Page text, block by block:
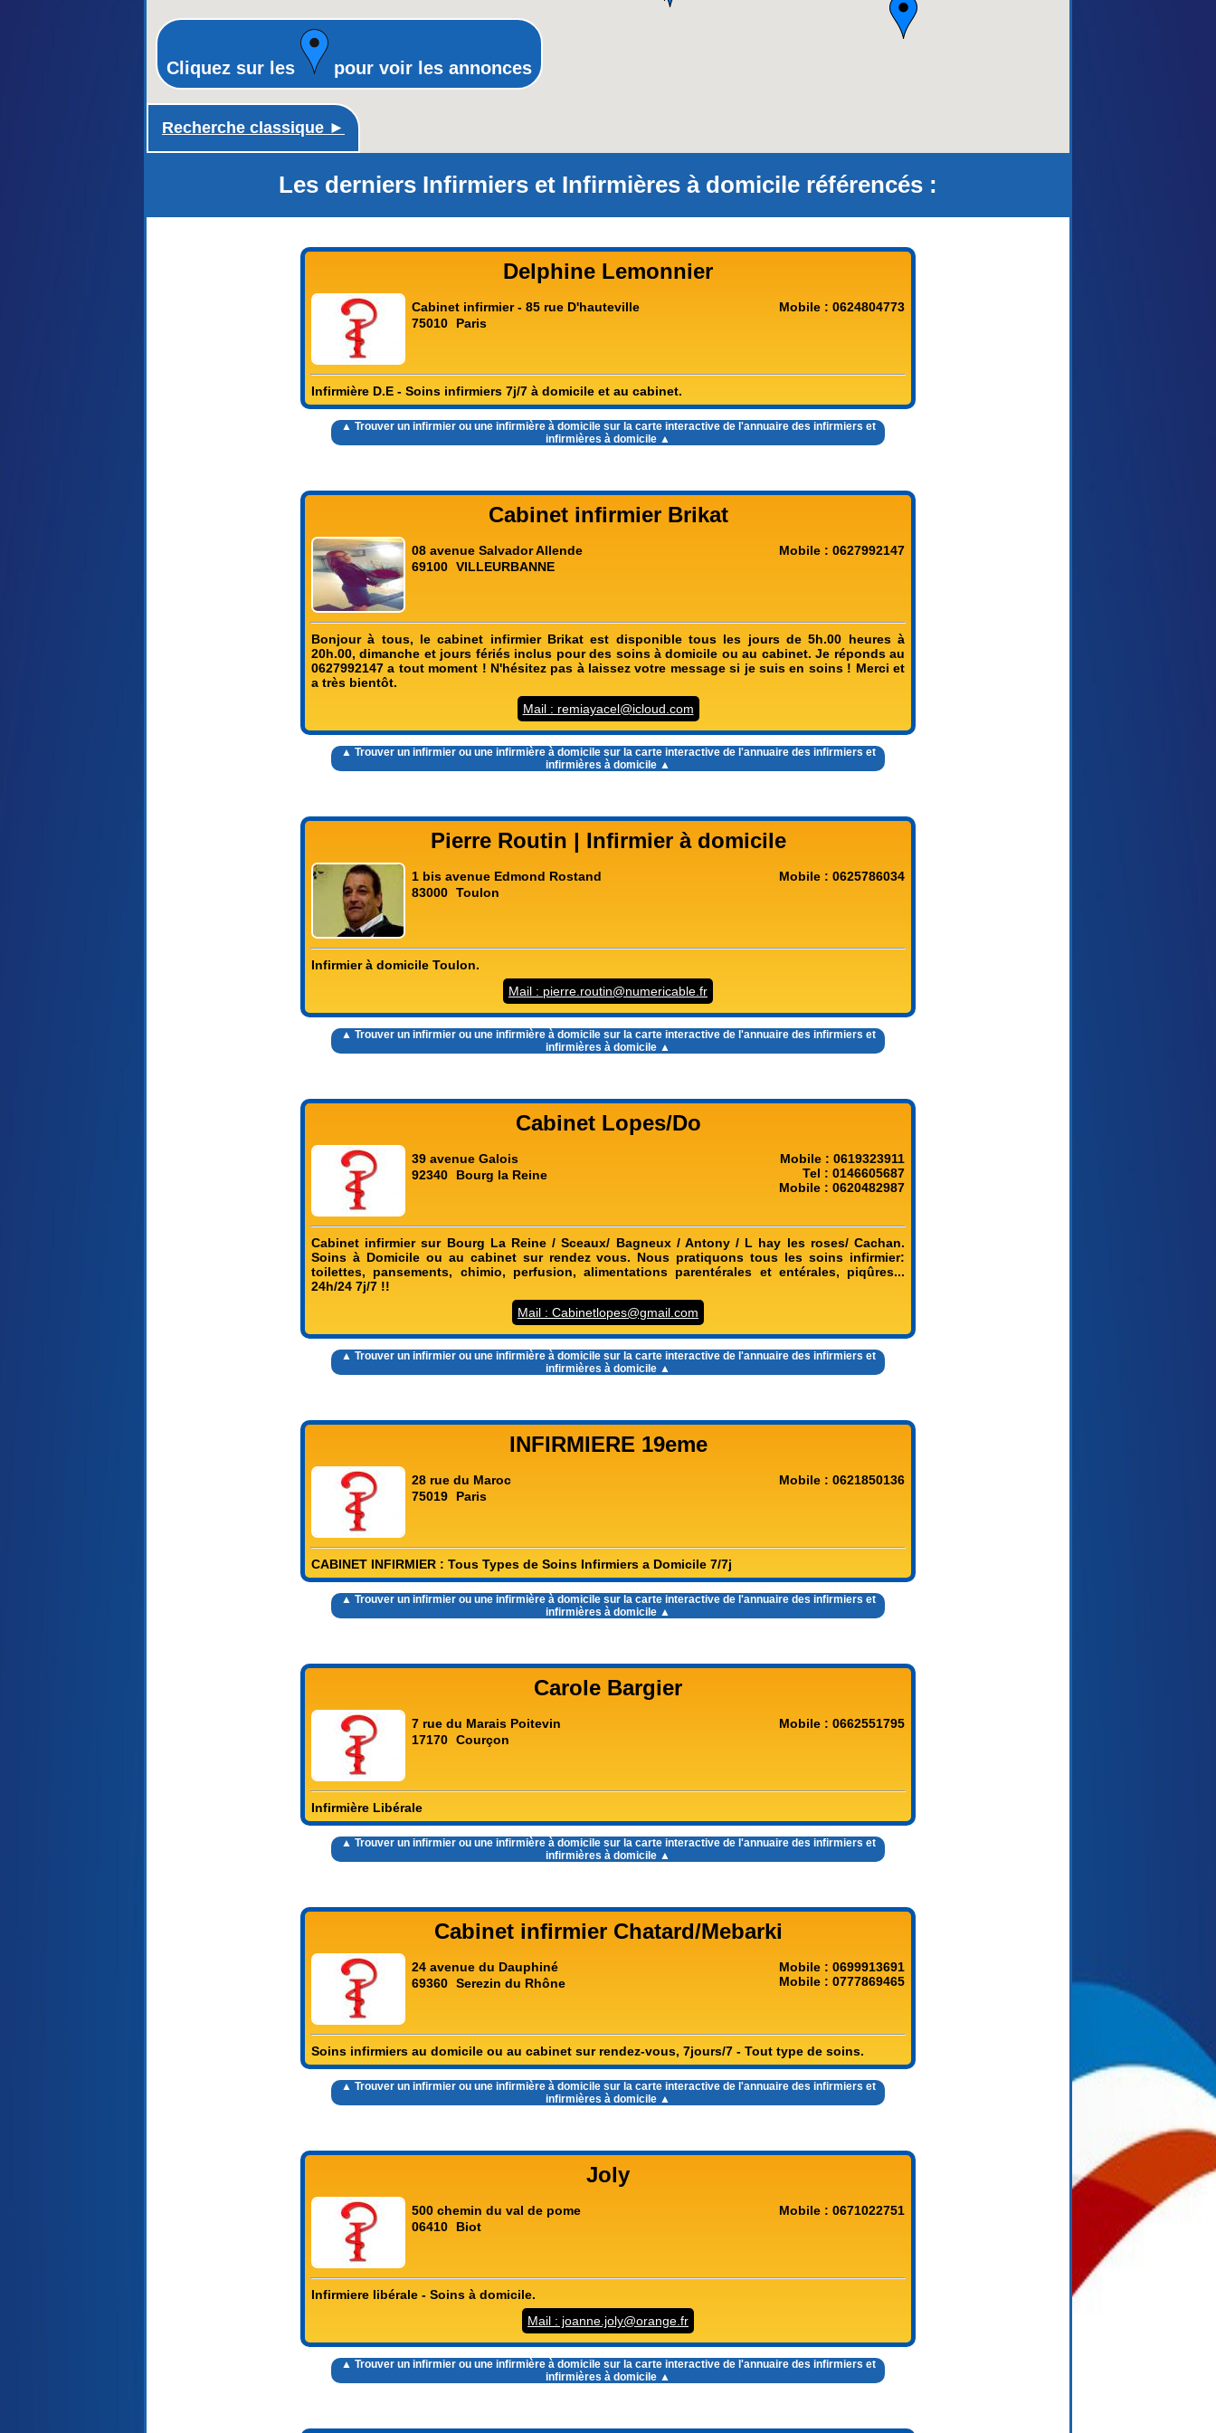
Recherche classique ►
Cliquez sur les pour voir les annonces
Les derniers Infirmiers et Infirmières à domicile référencés :
Delphine Lemonnier
Cabinet infirmier - 85 rue D'hauteville
75010
Paris
Mobile : 0624804773
Infirmière D.E - Soins infirmiers 7j/7 à domicile et au cabinet.
▲ Trouver un infirmier ou une infirmière à domicile sur la carte interactive de l'annuaire des infirmiers et
infirmières à domicile ▲
Cabinet infirmier Brikat
08 avenue Salvador Allende
69100 VILLEURBANNE
Mobile : 0627992147
Bonjour à tous, le cabinet infirmier Brikat est disponible tous les jours de 5h.00 heures à
20h.00, dimanche et jours fériés inclus pour des soins à domicile ou au cabinet. Je réponds au
0627992147 a tout moment ! N'hésitez pas à laissez votre message si je suis en soins ! Merci et
a très bientôt.
Mail : remiayacel@icloud.com
▲ Trouver un infirmier ou une infirmière à domicile sur la carte interactive de l'annuaire des infirmiers et
infirmières à domicile ▲
Pierre Routin | Infirmier à domicile
1 bis avenue Edmond Rostand
83000 Toulon
Mobile : 0625786034
Infirmier à domicile Toulon.
Mail : pierre.routin@numericable.fr
▲ Trouver un infirmier ou une infirmière à domicile sur la carte interactive de l'annuaire des infirmiers et
infirmières à domicile ▲
Cabinet Lopes/Do
39 avenue Galois
92340
Bourg la Reine
Mobile : 0619323911
Tel : 0146605687
Mobile : 0620482987
Cabinet infirmier sur Bourg La Reine / Sceaux/ Bagneux / Antony / L hay les roses/ Cachan.
Soins à Domicile ou au cabinet sur rendez vous. Nous pratiquons tous les soins infirmier:
toilettes, pansements, chimio, perfusion, alimentations parentérales et entérales, piqûres...
24h/24 7j/7 !!
Mail : Cabinetlopes@gmail.com
▲ Trouver un infirmier ou une infirmière à domicile sur la carte interactive de l'annuaire des infirmiers et
infirmières à domicile ▲
INFIRMIERE 19eme
28 rue du Maroc
75019
Paris
Mobile : 0621850136
CABINET INFIRMIER : Tous Types de Soins Infirmiers a Domicile 7/7j
▲ Trouver un infirmier ou une infirmière à domicile sur la carte interactive de l'annuaire des infirmiers et
infirmières à domicile ▲
Carole Bargier
7 rue du Marais Poitevin
17170 Courçon
Mobile : 0662551795
Infirmière Libérale
▲ Trouver un infirmier ou une infirmière à domicile sur la carte interactive de l'annuaire des infirmiers et
infirmières à domicile ▲
Cabinet infirmier Chatard/Mebarki
24 avenue du Dauphiné
69360 Serezin du Rhône
Mobile : 0699913691
Mobile : 0777869465
Soins infirmiers au domicile ou au cabinet sur rendez-vous, 7jours/7 - Tout type de soins.
▲ Trouver un infirmier ou une infirmière à domicile sur la carte interactive de l'annuaire des infirmiers et
infirmières à domicile ▲
Joly
500 chemin du val de pome
06410
Biot
Mobile : 0671022751
Infirmiere libérale - Soins à domicile.
Mail : joanne.joly@orange.fr
▲ Trouver un infirmier ou une infirmière à domicile sur la carte interactive de l'annuaire des infirmiers et
infirmières à domicile ▲